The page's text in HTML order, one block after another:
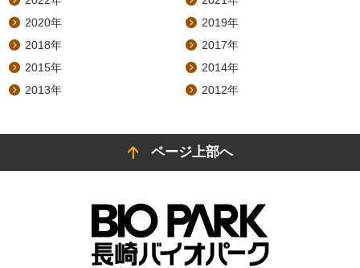
2020年
2019年
2018年
2017年
2015年
2014年
2013年
2012年
ページ上部へ